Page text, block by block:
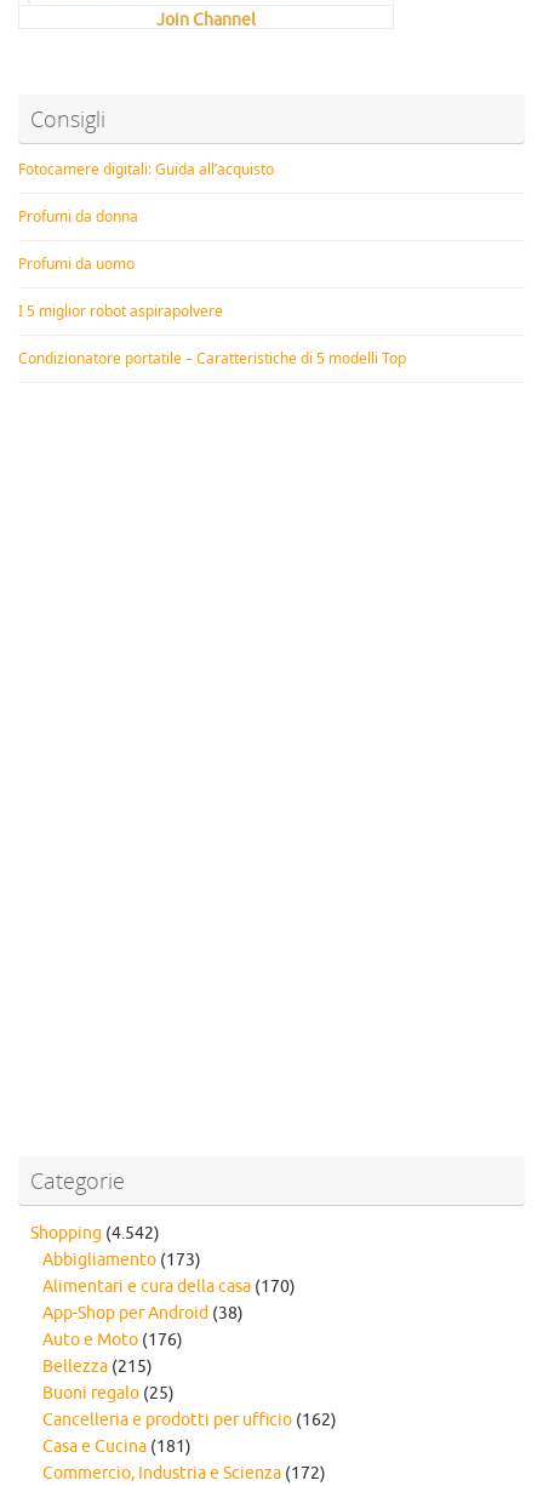
Join Channel
Consigli
Fotocamere digitali: Guida all’acquisto
Profumi da donna
Profumi da uomo
I 5 miglior robot aspirapolvere
Condizionatore portatile – Caratteristiche di 5 modelli Top
Categorie
Shopping (4.542)
Abbigliamento (173)
Alimentari e cura della casa (170)
App-Shop per Android (38)
Auto e Moto (176)
Bellezza (215)
Buoni regalo (25)
Cancelleria e prodotti per ufficio (162)
Casa e Cucina (181)
Commercio, Industria e Scienza (172)